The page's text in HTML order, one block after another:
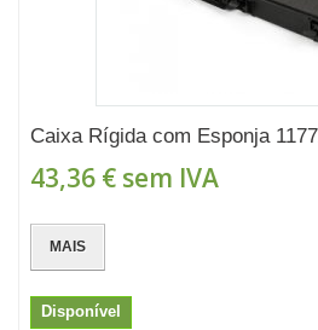
Caixa Rígida com Esponja
43,36 € sem IVA
MAIS
Disponível